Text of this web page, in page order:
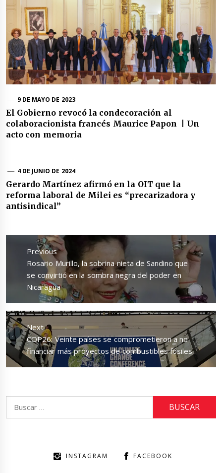
9 DE MAYO DE 2023
El Gobierno revocó la condecoración al
colaboracionista francés Maurice Papon | Un
acto con memoria
4 DE JUNIO DE 2024
Gerardo Martínez afirmó en la OIT que la
reforma laboral de Milei es “precarizadora y
antisindical”
Navegación
entradas
Previous
Previous
post:
Rosario Murillo, la sobrina nieta de Sandino que
se convirtió en la sombra negra del poder en
Nicaragua
Next
Next
post:
COP26: Veinte países se comprometieron a no
financiar más proyectos de combustibles fósiles
INSTAGRAM FACEBOOK